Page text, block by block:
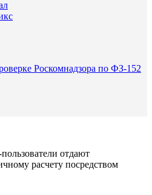
Роскомнадзора по ФЗ-152
отдают
расчету посредством